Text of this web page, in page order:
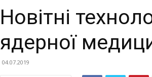
Новітні
ядерної
04.07.2019